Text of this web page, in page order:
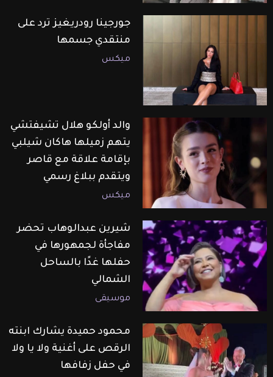
جورجينا رودريغيز ترد على
منتقدي جسمها
ميكس
والد أولكو هلال تشيفتشي
يتهم زميلها هاكان شيلبي
بإقامة علاقة مع قاصر
ويتقدم ببلاغ رسمي
ميكس
شيرين عبدالوهاب تحضر
مفاجأة لجمهورها في
حفلها غدًا بالساحل
الشمالي
موسيقى
محمود حميدة يشارك ابنته
الرقص على أغنية ولا يا ولا
في حفل زفافها